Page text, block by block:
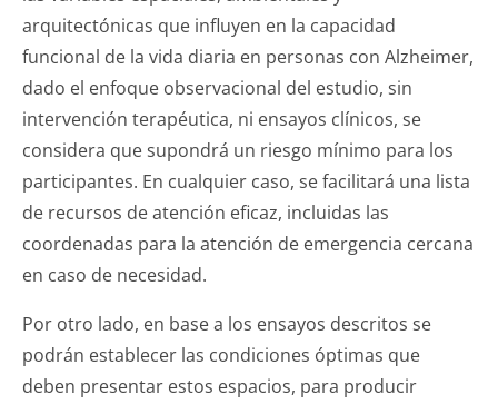
arquitectónicas que influyen en la capacidad
funcional de la vida diaria en personas con Alzheimer,
dado el enfoque observacional del estudio, sin
intervención terapéutica, ni ensayos clínicos, se
considera que supondrá un riesgo mínimo para los
participantes. En cualquier caso, se facilitará una lista
de recursos de atención eficaz, incluidas las
coordenadas para la atención de emergencia cercana
en caso de necesidad.
Por otro lado, en base a los ensayos descritos se
podrán establecer las condiciones óptimas que
deben presentar estos espacios, para producir